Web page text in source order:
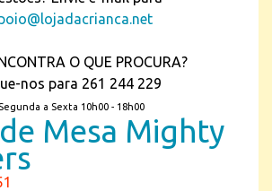
O QUE PROCURA?
nos para 261 244 229
Segunda a Sexta 10h00 - 18h00
Mesa Mighty